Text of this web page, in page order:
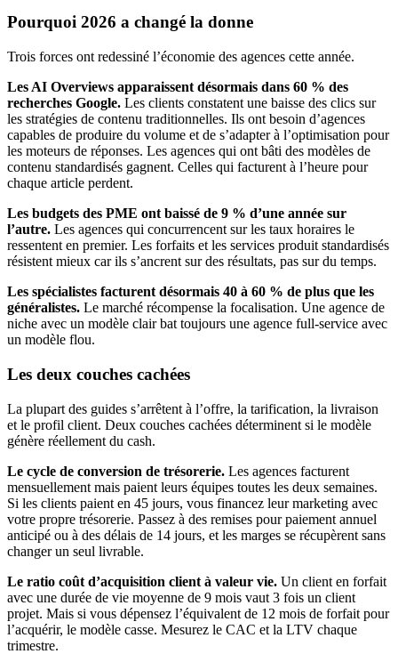
Pourquoi 2026 a changé la donne
Trois forces ont redessiné l’économie des agences cette année.
Les AI Overviews apparaissent désormais dans 60 % des
recherches Google. Les clients constatent une baisse des clics sur
les stratégies de contenu traditionnelles. Ils ont besoin d’agences
capables de produire du volume et de s’adapter à l’optimisation pour
les moteurs de réponses. Les agences qui ont bâti des modèles de
contenu standardisés gagnent. Celles qui facturent à l’heure pour
chaque article perdent.
Les budgets des PME ont baissé de 9 % d’une année sur
l’autre. Les agences qui concurrencent sur les taux horaires le
ressentent en premier. Les forfaits et les services produit standardisés
résistent mieux car ils s’ancrent sur des résultats, pas sur du temps.
Les spécialistes facturent désormais 40 à 60 % de plus que les
généralistes. Le marché récompense la focalisation. Une agence de
niche avec un modèle clair bat toujours une agence full-service avec
un modèle flou.
Les deux couches cachées
La plupart des guides s’arrêtent à l’offre, la tarification, la livraison
et le profil client. Deux couches cachées déterminent si le modèle
génère réellement du cash.
Le cycle de conversion de trésorerie. Les agences facturent
mensuellement mais paient leurs équipes toutes les deux semaines.
Si les clients paient en 45 jours, vous financez leur marketing avec
votre propre trésorerie. Passez à des remises pour paiement annuel
anticipé ou à des délais de 14 jours, et les marges se récupèrent sans
changer un seul livrable.
Le ratio coût d’acquisition client à valeur vie. Un client en forfait
avec une durée de vie moyenne de 9 mois vaut 3 fois un client
projet. Mais si vous dépensez l’équivalent de 12 mois de forfait pour
l’acquérir, le modèle casse. Mesurez le CAC et la LTV chaque
trimestre.